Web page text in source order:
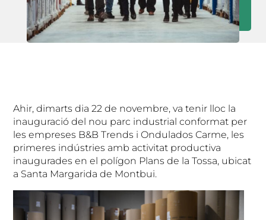
Ahir, dimarts dia 22 de novembre, va tenir lloc la
inauguració del nou parc industrial conformat per
les empreses B&B Trends i Ondulados Carme, les
primeres indústries amb activitat productiva
inaugurades en el polígon Plans de la Tossa, ubicat
a Santa Margarida de Montbui.